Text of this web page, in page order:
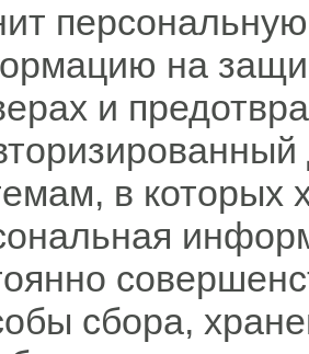
персональную
на
и
в которых
сбора,